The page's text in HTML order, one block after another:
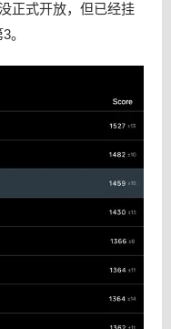
正式开放，但已经挂
。